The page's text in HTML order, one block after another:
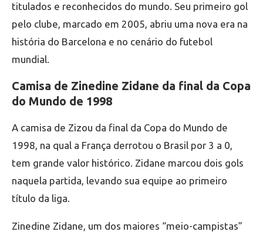
titulados e reconhecidos do mundo. Seu primeiro gol
pelo clube, marcado em 2005, abriu uma nova era na
história do Barcelona e no cenário do futebol
mundial.
Camisa de Zinedine Zidane da final da Copa
do Mundo de 1998
A camisa de Zizou da final da Copa do Mundo de
1998, na qual a França derrotou o Brasil por 3 a 0,
tem grande valor histórico. Zidane marcou dois gols
naquela partida, levando sua equipe ao primeiro
título da liga.
Zinedine Zidane, um dos maiores “meio-campistas”